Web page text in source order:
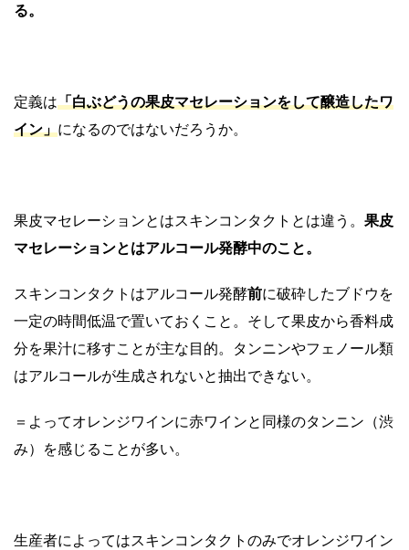
る。
定義は「白ぶどうの果皮マセレーションをして醸造したワ
イン」になるのではないだろうか。
果皮マセレーションとはスキンコンタクトとは違う。 果皮
マセレーションとはアルコール発酵中のこと。
スキンコンタクトはアルコール発酵前に破砕したブドウを
一定の時間低温で置いておくこと。そして果皮から香料成
分を果汁に移すことが主な目的。タンニンやフェノール類
はアルコールが生成されないと抽出できない。
＝よってオレンジワインに赤ワインと同様のタンニン（渋
み）を感じることが多い。
生産者によってはスキンコンタクトのみでオレンジワイン